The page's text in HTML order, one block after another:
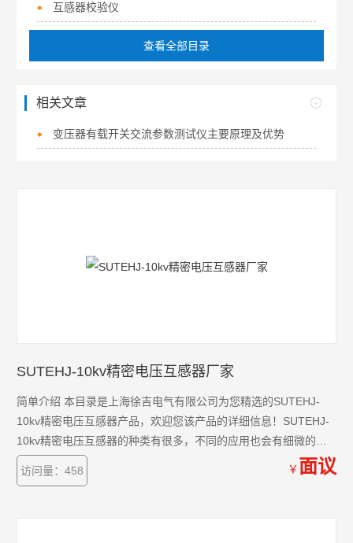
互感器校验仪
查看全部目录
相关文章
变压器有载开关交流参数测试仪主要原理及优势
SUTEHJ-10kv精密电压互感器厂家
简单介绍 本目录是上海徐吉电气有限公司为您精选的SUTEHJ-
10kv精密电压互感器产品，欢迎您该产品的详细信息！SUTEHJ-
10kv精密电压互感器的种类有很多，不同的应用也会有细微的差
别，本公司为您提供*的解决方案。
访问量：458
￥ 面议